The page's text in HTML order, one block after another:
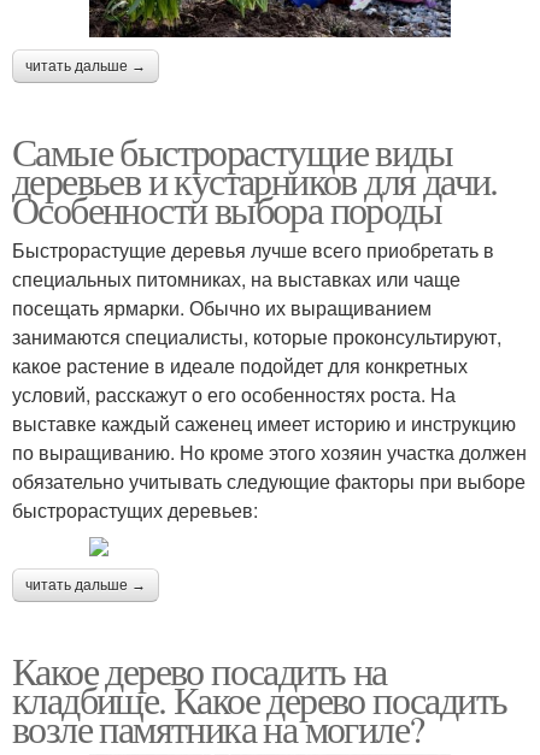
читать дальше →
Самые быстрорастущие виды
деревьев и кустарников для дачи.
Особенности выбора породы
Быстрорастущие деревья лучше всего приобретать в
специальных питомниках, на выставках или чаще
посещать ярмарки. Обычно их выращиванием
занимаются специалисты, которые проконсультируют,
какое растение в идеале подойдет для конкретных
условий, расскажут о его особенностях роста. На
выставке каждый саженец имеет историю и инструкцию
по выращиванию. Но кроме этого хозяин участка должен
обязательно учитывать следующие факторы при выборе
быстрорастущих деревьев:
читать дальше →
Какое дерево посадить на
кладбище. Какое дерево посадить
возле памятника на могиле?